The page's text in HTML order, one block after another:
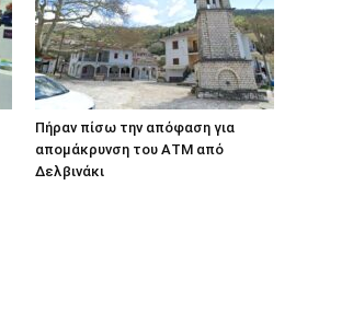
Πήραν πίσω την απόφαση για
απομάκρυνση του ΑΤΜ από
Δελβινάκι